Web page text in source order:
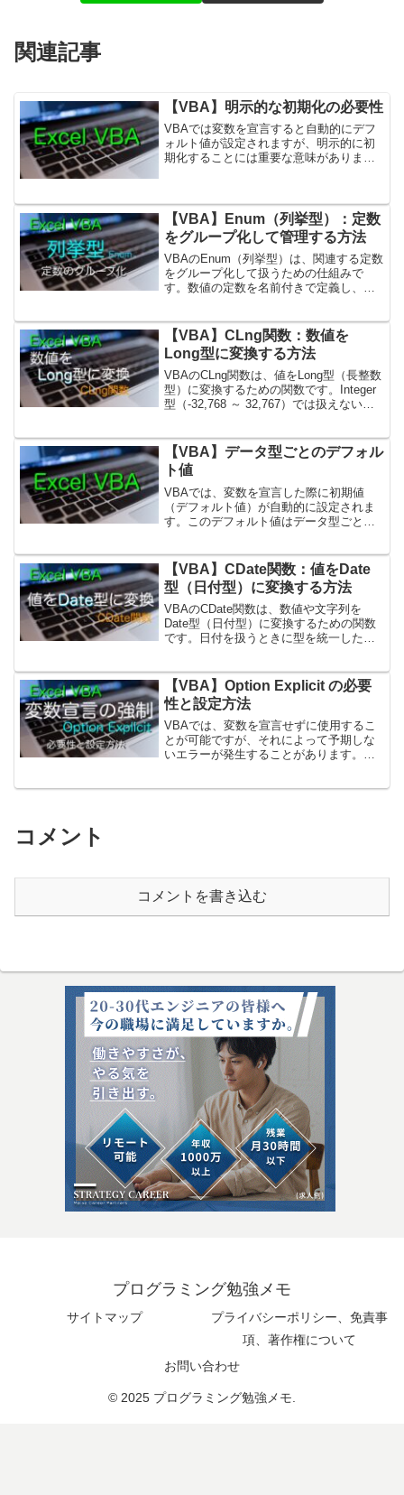
関連記事
【VBA】明示的な初期化の必要性
VBAでは変数を宣言すると自動的にデフ
ォルト値が設定されますが、明示的に初
期化することには重要な意味がありま
1. なぜ明示的な初期化が必要なのか？変
数の初期化を省略する...
【VBA】Enum（列挙型）：定数
をグループ化して管理する方法
VBAのEnum（列挙型）は、関連する定数
をグループ化して扱うための仕組みで
す。数値の定数を名前付きで定義し、可
挙名 メンバー名1 = 値 メンバー名2 =...
【VBA】CLng関数：数値を
Long型に変換する方法
VBAのCLng関数は、値をLong型（長整数
型）に変換するための関数です。Integer
型（-32,768 ～ 32,767）では扱えない大
...【VBA】データ型ごとのデフォル
ト値
VBAでは、変数を宣言した際に初期値
（デフォルト値）が自動的に設定されま
す。このデフォルト値はデータ型ごとに
フォルト値とは？デフォルト値とは、変
数を宣言しただけで値...
【VBA】CDate関数：値をDate
型（日付型）に変換する方法
VBAのCDate関数は、数値や文字列を
Date型（日付型）に変換するための関数
です。日付を扱うときに型を統一した
基本構文Dim dt As Datedt = ...
【VBA】Option Explicit の必要
性と設定方法
VBAでは、変数を宣言せずに使用するこ
とが可能ですが、それによって予期しな
いエラーが発生することがあります。こ
コメント
コメントを書き込む
プログラミング勉強メモ
サイトマップ
プライバシーポリシー、免責事
項、著作権について
お問い合わせ
© 2025 プログラミング勉強メモ.